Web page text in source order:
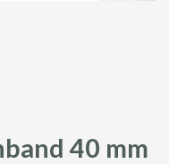
40 mm